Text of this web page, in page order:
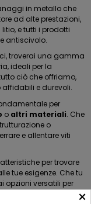
in metallo che
ad alte prestazioni,
e tutti i prodotti
antiscivolo.
troverai una gamma
ideali per la
ciò che offriamo,
e durevoli.
per
o altri materiali. Che
o
e allentare viti
per trovare
tue esigenze. Che tu
opzioni versatili per
×